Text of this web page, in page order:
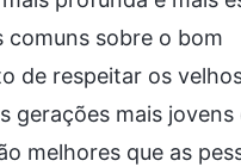
comuns sobre o bom
de respeitar os
gerações mais jovens
melhores que as